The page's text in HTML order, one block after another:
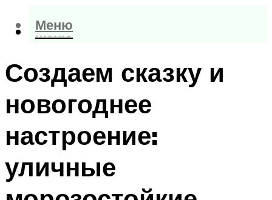
Меню
Меню
Создаем сказку и
новогоднее
настроение:
уличные